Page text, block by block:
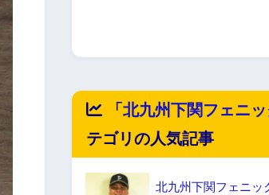
「 北九州下関フェニッ
テゴリの人気記事
北九州下関フェニッ